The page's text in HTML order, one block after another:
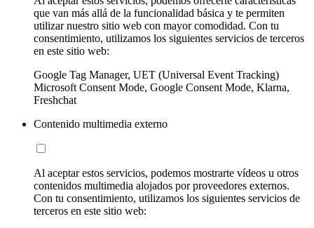
que van más allá de la funcionalidad básica y te permiten
utilizar nuestro sitio web con mayor comodidad. Con tu
consentimiento, utilizamos los siguientes servicios de terceros
en este sitio web:
Google Tag Manager, UET (Universal Event Tracking)
Microsoft Consent Mode, Google Consent Mode, Klarna,
Freshchat
Contenido multimedia externo
Al aceptar estos servicios, podemos mostrarte vídeos u otros
contenidos multimedia alojados por proveedores externos.
Con tu consentimiento, utilizamos los siguientes servicios de
terceros en este sitio web: